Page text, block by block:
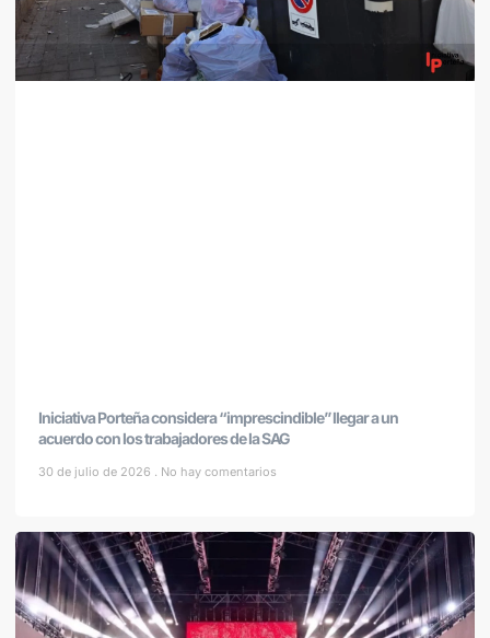
Iniciativa Porteña considera “imprescindible” llegar a un
acuerdo con los trabajadores de la SAG
30 de julio de 2026 No hay comentarios